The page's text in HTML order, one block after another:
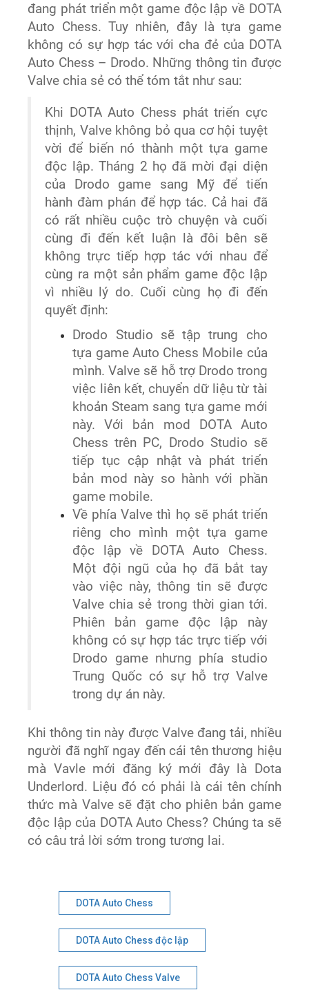
đang phát triển một game độc lập về DOTA
Auto Chess. Tuy nhiên, đây là tựa game
không có sự hợp tác với cha đẻ của DOTA
Auto Chess – Drodo. Những thông tin được
Valve chia sẻ có thể tóm tắt như sau:
Khi DOTA Auto Chess phát triển cực
thịnh, Valve không bỏ qua cơ hội tuyệt
vời để biến nó thành một tựa game
độc lập. Tháng 2 họ đã mời đại diện
của Drodo game sang Mỹ để tiến
hành đàm phán để hợp tác. Cả hai đã
có rất nhiều cuộc trò chuyện và cuối
cùng đi đến kết luận là đôi bên sẽ
không trực tiếp hợp tác với nhau để
cùng ra một sản phẩm game độc lập
vì nhiều lý do. Cuối cùng họ đi đến
quyết định:
Drodo Studio sẽ tập trung cho
tựa game Auto Chess Mobile của
mình. Valve sẽ hỗ trợ Drodo trong
việc liên kết, chuyển dữ liệu từ tài
khoản Steam sang tựa game mới
này. Với bản mod DOTA Auto
Chess trên PC, Drodo Studio sẽ
tiếp tục cập nhật và phát triển
bản mod này so hành với phần
game mobile.
Về phía Valve thì họ sẽ phát triển
riêng cho mình một tựa game
độc lập về DOTA Auto Chess.
Một đội ngũ của họ đã bắt tay
vào việc này, thông tin sẽ được
Valve chia sẻ trong thời gian tới.
Phiên bản game độc lập này
không có sự hợp tác trực tiếp với
Drodo game nhưng phía studio
Trung Quốc có sự hỗ trợ Valve
trong dự án này.
Khi thông tin này được Valve đang tải, nhiều
người đã nghĩ ngay đến cái tên thương hiệu
mà Vavle mới đăng ký mới đây là
Dota
Underlord. Liệu đó có phải là cái tên chính
thức mà Valve sẽ đặt cho phiên bản game
độc lập của DOTA Auto Chess? Chúng ta sẽ
có câu trả lời sớm trong tương lai.
DOTA Auto Chess
DOTA Auto Chess độc lập
DOTA Auto Chess Valve